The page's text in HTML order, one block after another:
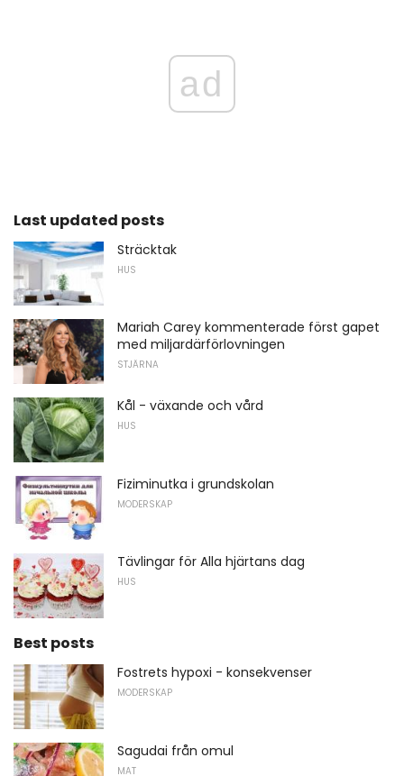
ad
Last updated posts
Sträcktak
HUS
Mariah Carey kommenterade först gapet
med miljardärförlovningen
STJÄRNA
Kål - växande och vård
HUS
Fiziminutka i grundskolan
MODERSKAP
Tävlingar för Alla hjärtans dag
HUS
Best posts
Fostrets hypoxi - konsekvenser
MODERSKAP
Sagudai från omul
MAT